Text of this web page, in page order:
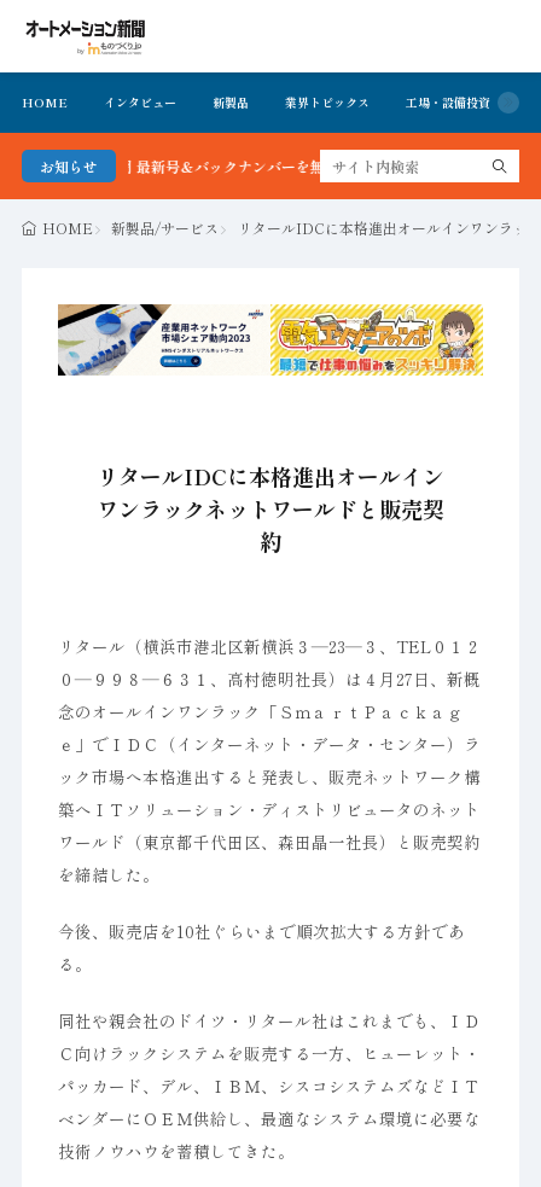
HOME インタビュー 新製品 業界トピックス 工場・設備投資
お知らせ
ョン新聞 最新号＆バックナンバーを無料で公開中 詳細はこちら
HOME 新製品/サービス リタールIDCに本格進出オールインワンラッ
リタールIDCに本格進出オールイン
ワンラックネットワールドと販売契
約
リタール（横浜市港北区新横浜３―23―３、TEL０１２
０―９９８―６３１、高村徳明社長）は４月27日、新概
念のオールインワンラック「ＳｍａｒｔＰａｃｋａｇ
ｅ」でＩＤＣ（インターネット・データ・センター）ラ
ック市場へ本格進出すると発表し、販売ネットワーク構
築へＩＴソリューション・ディストリビュータのネット
ワールド（東京都千代田区、森田晶一社長）と販売契約
を締結した。
今後、販売店を10社ぐらいまで順次拡大する方針であ
る。
同社や親会社のドイツ・リタール社はこれまでも、ＩＤ
Ｃ向けラックシステムを販売する一方、ヒューレット・
パッカード、デル、ＩＢＭ、シスコシステムズなどＩＴ
ベンダーにＯＥＭ供給し、最適なシステム環境に必要な
技術ノウハウを蓄積してきた。